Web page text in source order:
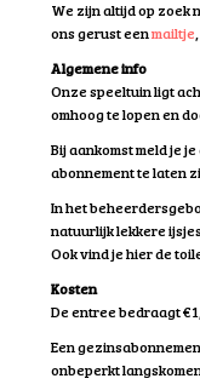
We zijn altijd op zoek
ons gerust eenmailtje
Algemene info
Onze speeltuin ligt
omhoog te lopen en
Bij aankomst meld je
abonnement te laten
In het
natuurlijk lekkere
Ook vind je hier de
Kosten
De entree bedraagt
Een
onbeperkt